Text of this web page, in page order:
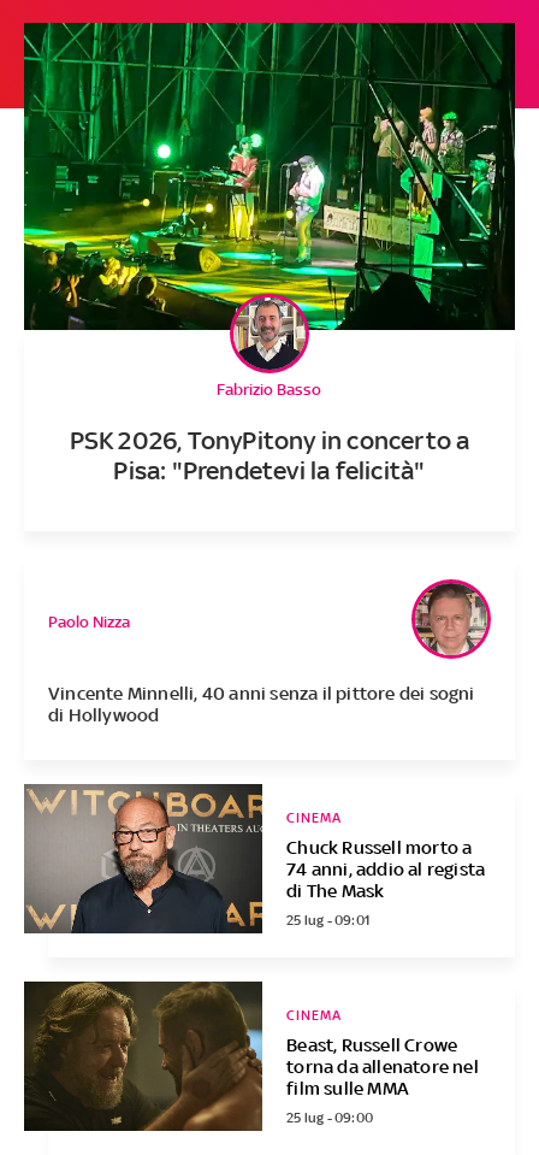
PSK 2026, TonyPitony in concerto a
Pisa: "Prendetevi la felicità"
Fabrizio Basso
Vincente Minnelli, 40 anni senza il pittore dei sogni
di Hollywood
Paolo Nizza
Chuck Russell morto a
74 anni, addio al regista
di The Mask
CINEMA
25 lug - 09:01
Beast, Russell Crowe
torna da allenatore nel
film sulle MMA
CINEMA
25 lug - 09:00